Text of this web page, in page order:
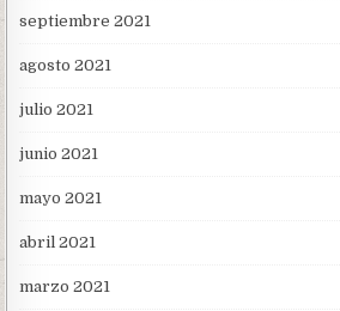
septiembre 2021
agosto 2021
julio 2021
junio 2021
mayo 2021
abril 2021
marzo 2021